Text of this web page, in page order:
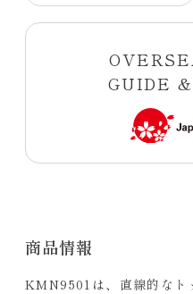
GUIDE
商品情報
KMN9501は、直線的なト